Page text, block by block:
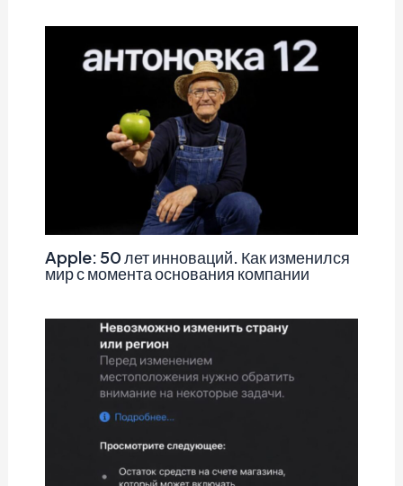
Apple: 50 лет инноваций. Как изменился
мир с момента основания компании